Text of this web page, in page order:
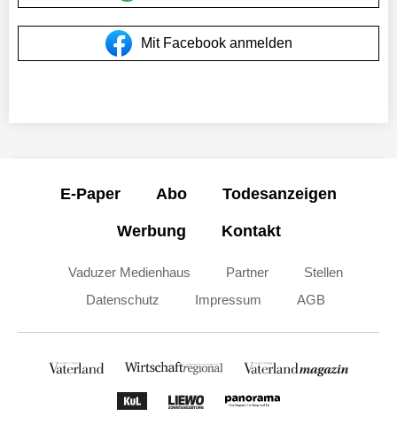
Mit Facebook anmelden
E-Paper Abo Todesanzeigen
Werbung Kontakt
Vaduzer Medienhaus Partner
Stellen
Datenschutz
Impressum AGB